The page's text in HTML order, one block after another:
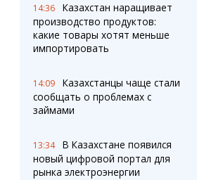
14:36
Казахстан наращивает
производство продуктов:
какие товары хотят меньше
импортировать
14:09
Казахстанцы чаще стали
сообщать о проблемах с
займами
13:34
В Казахстане появился
новый цифровой портал для
рынка электроэнергии